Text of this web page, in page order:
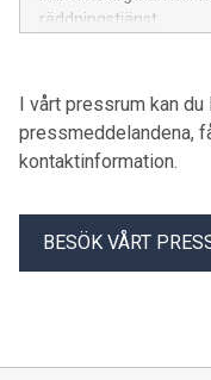
räddningstjänst.
I vårt pressrum kan
pressmeddelandena,
kontaktinformation.
BESÖK VÅRT